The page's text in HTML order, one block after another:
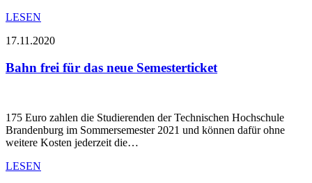
LESEN
17.11.2020
Bahn frei für das neue Semesterticket
175 Euro zahlen die Studierenden der Technischen Hochschule
Brandenburg im Sommersemester 2021 und können dafür ohne
weitere Kosten jederzeit die…
LESEN